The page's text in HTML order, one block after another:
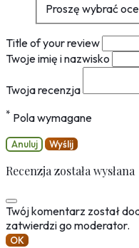
Proszę wybrać
Title of your review
Twoje imię i nazwisko
Twoja recenzja
* Pola wymagane
Anuluj Wyślij
Recenzja została wysłana
Twój komentarz został
zatwierdzi go moderator.
OK